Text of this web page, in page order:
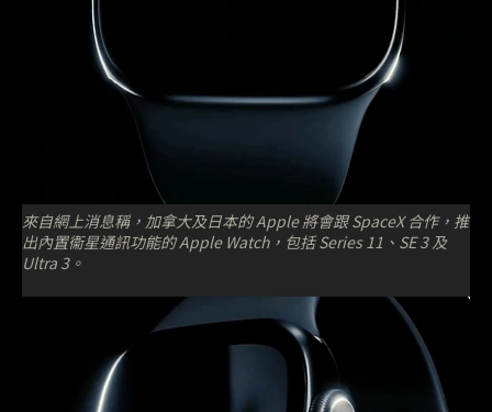
來自網上消息稱，加拿大及日本的 Apple 將會跟 SpaceX 合作，推
出內置衞星通訊功能的 Apple Watch，包括 Series 11、SE 3 及
Ultra 3。